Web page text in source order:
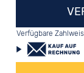
Verfügbare